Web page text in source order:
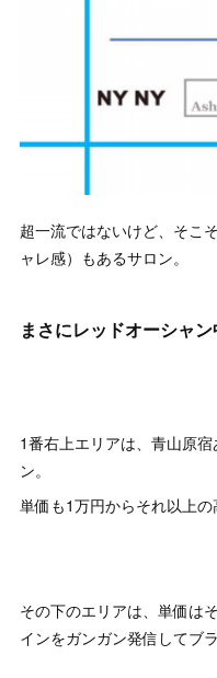
超一流ではないけど、そこ
ャレ感）もあるサロン。
まさにレッドオーシャ
1番右上エリアは、青山原
ン。
単価も1万円からそれ以上の
その下のエリアは、単価は
インをガンガン発信してブ